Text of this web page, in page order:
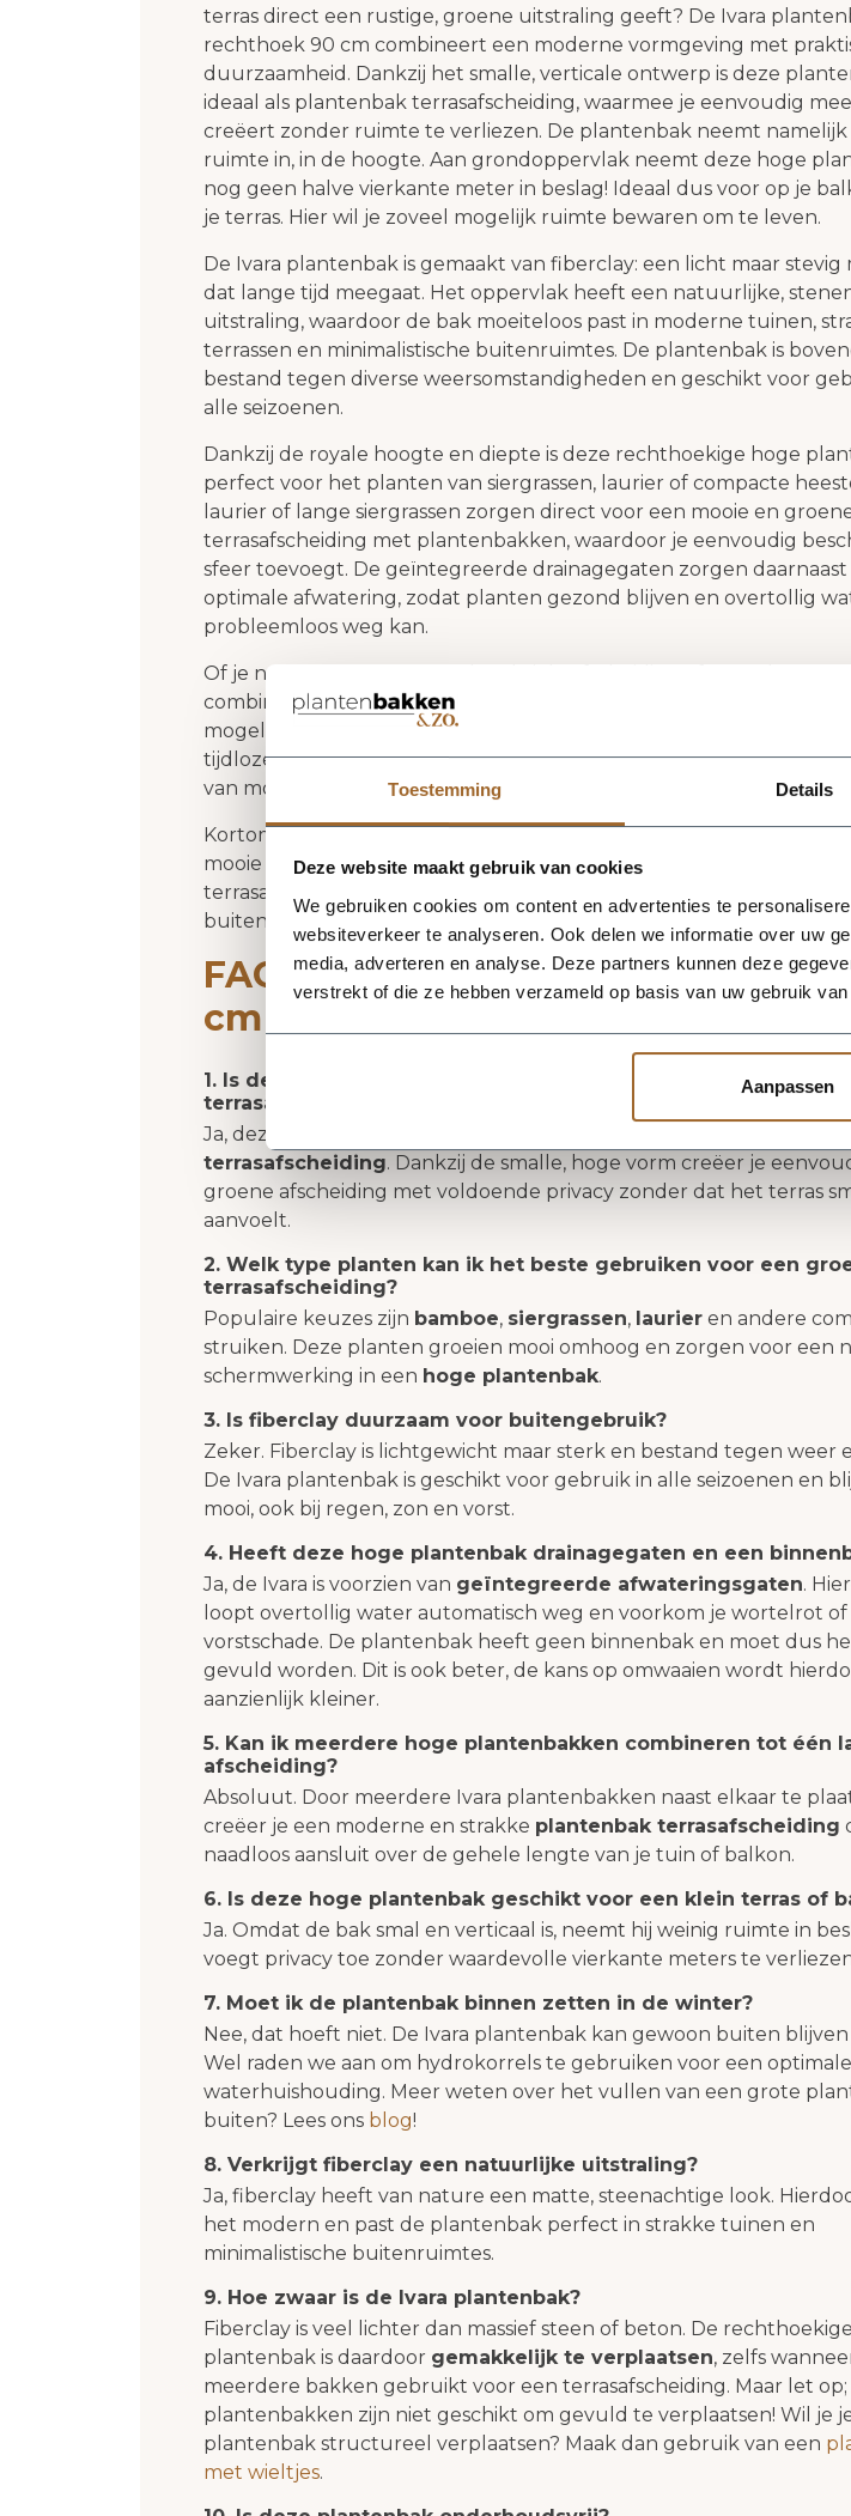
Toestemming Details
Deze website maakt gebruik van cookies
We gebruiken cookies om content en advertenties te
websiteverkeer te analyseren. Ook delen we informatie over uw
media, adverteren en analyse. Deze partners kunnen deze
verstrekt of die ze hebben verzameld op basis van uw gebruik
Aanpassen
terras direct een rustige, groene uitstraling geeft? De Ivara
rechthoek 90 cm combineert een moderne vormgeving met
duurzaamheid. Dankzij het smalle, verticale ontwerp is deze
ideaal als plantenbak terrasafscheiding, waarmee je eenvoudig
creëert zonder ruimte te verliezen. De plantenbak neemt namelijk
ruimte in, in de hoogte. Aan grondoppervlak neemt deze hoge
nog geen halve vierkante meter in beslag! Ideaal dus voor op je
je terras. Hier wil je zoveel mogelijk ruimte bewaren om te leven.
De Ivara plantenbak is gemaakt van fiberclay: een licht maar stevig
dat lange tijd meegaat. Het oppervlak heeft een natuurlijke,
uitstraling, waardoor de bak moeiteloos past in moderne tuinen,
terrassen en minimalistische buitenruimtes. De plantenbak is
bestand tegen diverse weersomstandigheden en geschikt voor
alle seizoenen.
Dankzij de royale hoogte en diepte is deze rechthoekige hoge
perfect voor het planten van siergrassen, laurier of compacte
laurier of lange siergrassen zorgen direct voor een mooie en
terrasafscheiding met plantenbakken, waardoor je eenvoudig
sfeer toevoegt. De geïntegreerde drainagegaten zorgen daarnaast
optimale afwatering, zodat planten gezond blijven en overtollig
probleemloos weg kan.
Of je nu één bak gebruikt als subtiele afscheiding of meerdere
combineert tot een strak lijnenspel: deze plantenbak biedt
mogelijkheden om je tuin of balkon een luxe uitstraling te geven.
tijdloze ontwerp sluit de Ivara naadloos aan bij uiteenlopende
van modern tot industrieel.
Kortom: de Ivara plantenbak rechthoek 90 cm is dé ideale keuze
mooie hoge plantenbak zoekt die ook functioneert als praktische
terrasafscheiding. Voeg groen, structuur en privacy toe aan jouw
buitenruimte; eenvoudig en helemaal in jouw stijl.
FAQ hoge plantenbak Ivara
cm
1. Is deze Ivara 90 cm geschikt als hoge plantenbak voor een
terrasafscheiding?
Ja, deze hoge plantenbak is zeker geschikt als
terrasafscheiding. Dankzij de smalle, hoge vorm creëer je
groene afscheiding met voldoende privacy zonder dat het terras
aanvoelt.
2. Welk type planten kan ik het beste gebruiken voor een
terrasafscheiding?
Populaire keuzes zijn bamboe, siergrassen, laurier en andere
struiken. Deze planten groeien mooi omhoog en zorgen voor een
schermwerking in een hoge plantenbak.
3. Is fiberclay duurzaam voor buitengebruik?
Zeker. Fiberclay is lichtgewicht maar sterk en bestand tegen weer
De Ivara plantenbak is geschikt voor gebruik in alle seizoenen en
mooi, ook bij regen, zon en vorst.
4. Heeft deze hoge plantenbak drainagegaten en een
Ja, de Ivara is voorzien van geïntegreerde afwateringsgaten.
loopt overtollig water automatisch weg en voorkom je wortelrot of
vorstschade. De plantenbak heeft geen binnenbak en moet dus
gevuld worden. Dit is ook beter, de kans op omwaaien wordt
aanzienlijk kleiner.
5. Kan ik meerdere hoge plantenbakken combineren tot één
afscheiding?
Absoluut. Door meerdere Ivara plantenbakken naast elkaar te
creëer je een moderne en strakke plantenbak terrasafscheiding
naadloos aansluit over de gehele lengte van je tuin of balkon.
6. Is deze hoge plantenbak geschikt voor een klein terras of
Ja. Omdat de bak smal en verticaal is, neemt hij weinig ruimte in
voegt privacy toe zonder waardevolle vierkante meters te
7. Moet ik de plantenbak binnen zetten in de winter?
Nee, dat hoeft niet. De Ivara plantenbak kan gewoon buiten blijven
Wel raden we aan om hydrokorrels te gebruiken voor een optimale
waterhuishouding. Meer weten over het vullen van een grote
buiten? Lees ons blog!
8. Verkrijgt fiberclay een natuurlijke uitstraling?
Ja, fiberclay heeft van nature een matte, steenachtige look.
het modern en past de plantenbak perfect in strakke tuinen en
minimalistische buitenruimtes.
9. Hoe zwaar is de Ivara plantenbak?
Fiberclay is veel lichter dan massief steen of beton. De rechthoekige
plantenbak is daardoor gemakkelijk te verplaatsen, zelfs
meerdere bakken gebruikt voor een terrasafscheiding. Maar let op;
plantenbakken zijn niet geschikt om gevuld te verplaatsen! Wil je
plantenbak structureel verplaatsen? Maak dan gebruik van een
met wieltjes.